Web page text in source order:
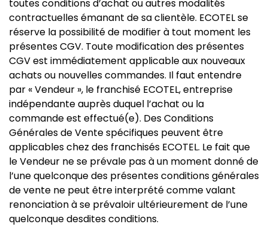
toutes conditions d’achat ou autres modalités
contractuelles émanant de sa clientèle. ECOTEL se
réserve la possibilité de modifier à tout moment les
présentes CGV. Toute modification des présentes
CGV est immédiatement applicable aux nouveaux
achats ou nouvelles commandes. Il faut entendre
par « Vendeur », le franchisé ECOTEL, entreprise
indépendante auprès duquel l’achat ou la
commande est effectué(e). Des Conditions
Générales de Vente spécifiques peuvent être
applicables chez des franchisés ECOTEL. Le fait que
le Vendeur ne se prévale pas à un moment donné de
l’une quelconque des présentes conditions générales
de vente ne peut être interprété comme valant
renonciation à se prévaloir ultérieurement de l’une
quelconque desdites conditions.